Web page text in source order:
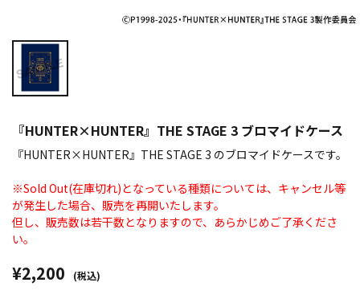
『HUNTER×HUNTER』THE STAGE 3 ブロマイドケース
『HUNTER×HUNTER』THE STAGE 3 のブロマイドケースです。
※Sold Out(在庫切れ)となっている種類については、キャンセル等
が発生した場合、販売を再開いたします。
但し、販売数は若干数となりますので、あらかじめご了承くださ
い。
¥2,200 (税込)